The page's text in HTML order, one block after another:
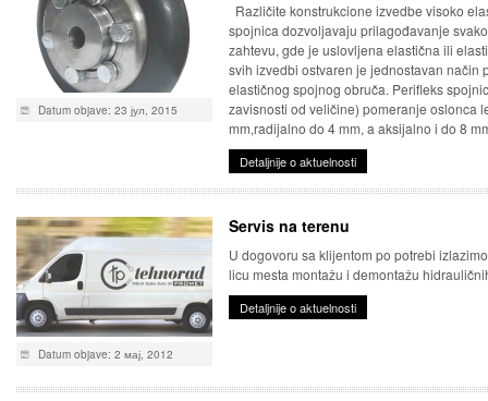
Datum objave: 23 јул, 2015
Različite konstrukcione izvedbe visoko
spojnica dozvoljavaju prilagođavanje
zahtevu, gde je uslovljena elastična ili
svih izvedbi ostvaren je jednostavan način
elastičnog spojnog obruča. Perifleks
zavisnosti od veličine) pomeranje oslonca
mm,radijalno do 4 mm, a aksijalno i do 8
Detaljnije o aktuelnosti
Datum objave: 2 мај, 2012
Servis na terenu
U dogovoru sa klijentom po potrebi
licu mesta montažu i demontažu
Detaljnije o aktuelnosti